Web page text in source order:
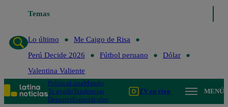
Temas
Lo último
Me Caigo de Risa
Perú Decide 2026
Fútbol peruano
Dólar
Valentina Valiente
PolíticaLimaMundo
Te ayudoTendencias
DeportesEspectáculos
TV en vivo MENÚ